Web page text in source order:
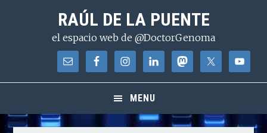
contenido
RAÚL DE LA PUENTE
el espacio web de @DoctorGenoma
MENU